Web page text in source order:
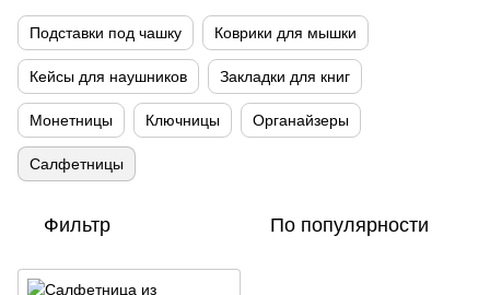
Подставки под чашку Коврики для мышки
Кейсы для наушников Закладки для книг
Монетницы Ключницы Органайзеры
Салфетницы
Фильтр По популярности